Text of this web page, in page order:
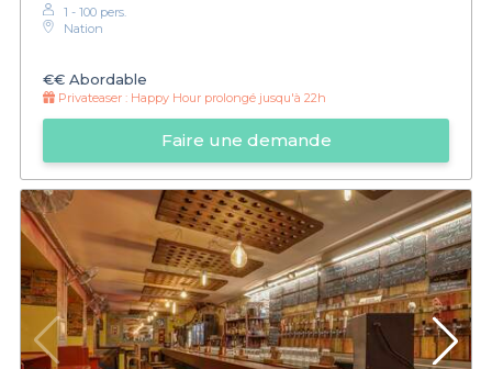
1 - 100 pers.
Nation
€€ Abordable
Privateaser : Happy Hour prolongé jusqu'à 22h
Faire une demande